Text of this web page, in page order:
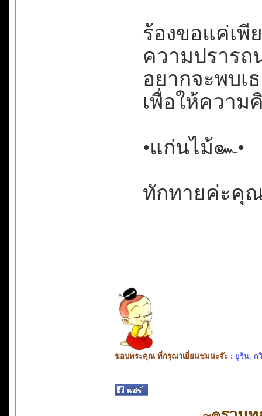
ร้องขอแค่เพี
ความปรารถ
อยากจะพบเ
เพื่อให้ความ
•แก่นไม้๛•
ทักทายค่ะคุณ
ขอบพระคุณ ที่กรุณาเยี่ยมชมนะจ๊ะ : ยูริน ก